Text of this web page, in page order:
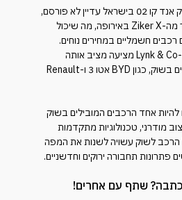
למרות שהמחיר המדויק של לינק אנד קו 02 בישראל עדיין לא פורסם,
ניתן לצפות שהוא יהיה נמוך יותר מה-Ziker X באירופה, מה שיכול
חשמליים במחירים נוחים.
המגוון הרחב של האפשרויות ש-Lynk & Co מציעה מציב אותה
בתחרות ישירה מול דגמים אחרים בשוק, כגון BYD אטו 3 ו-Renault
אנד קו 02 מבטיח להיות אחד הרכבים המובילים בשוק
מודרני, טכנולוגיות מתקדמות
הרכב לשוק עשויה לשנות את המפה
תחבורה ירוקים וחדשניים.
שתף עם אחרים!